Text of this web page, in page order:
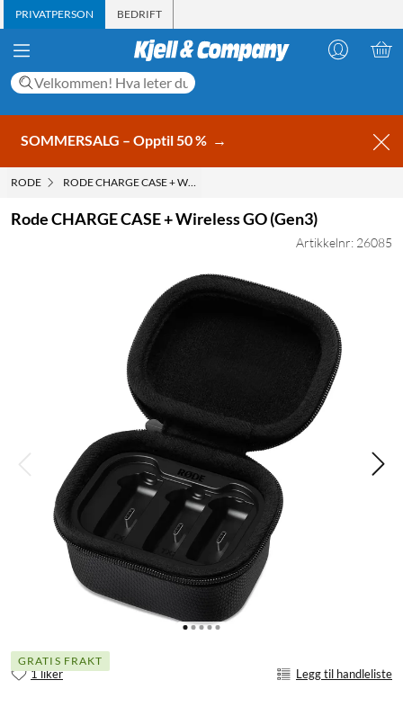
PRIVATPERSON BEDRIFT
SOMMERSALG – Opptil 50 % →
RODE RODE CHARGE CASE + WIRELESS GO (GEN3)
Rode CHARGE CASE + Wireless GO (Gen3)
Artikkelnr: 26085
GRATIS FRAKT
1 liker Legg til handleliste